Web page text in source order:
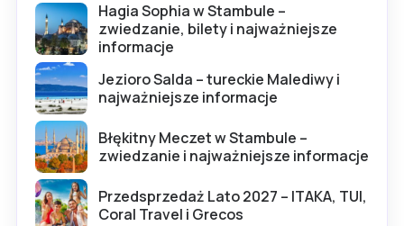
Hagia Sophia w Stambule –
zwiedzanie, bilety i najważniejsze
informacje
Jezioro Salda – tureckie Malediwy i
najważniejsze informacje
Błękitny Meczet w Stambule –
zwiedzanie i najważniejsze informacje
Przedsprzedaż Lato 2027 – ITAKA, TUI,
Coral Travel i Grecos